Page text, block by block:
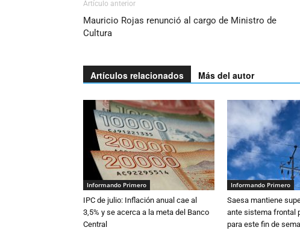
Artículo anterior
Mauricio Rojas renunció al cargo de Ministro de
Cultura
Artículos relacionados Más del autor
Informando Primero
IPC de julio: Inflación anual cae al
3,5% y se acerca a la meta del Banco
Central
Informando Primero
Saesa mantiene
ante sistema frontal
para este fin de